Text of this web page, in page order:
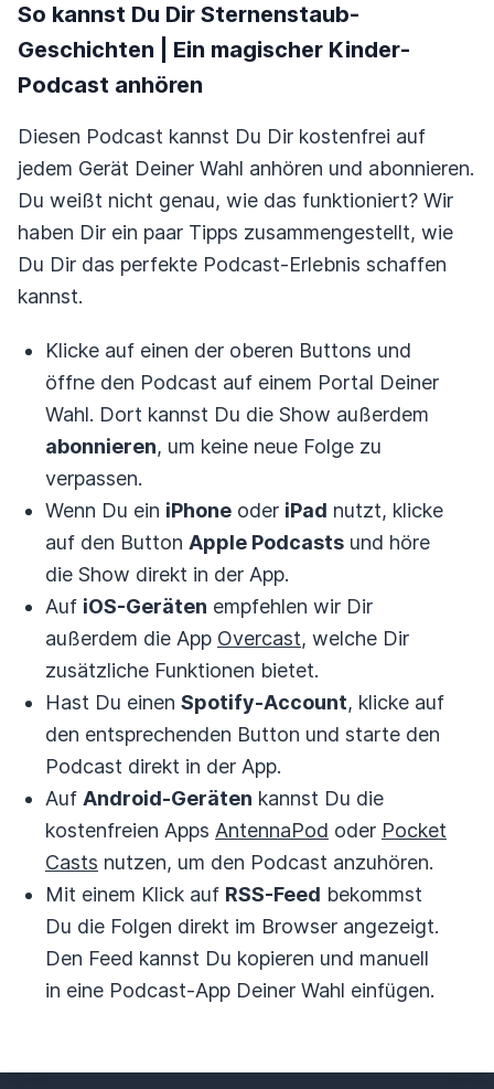
So kannst Du Dir Sternenstaub-
Geschichten | Ein magischer Kinder-
Podcast anhören
Diesen Podcast kannst Du Dir kostenfrei auf
jedem Gerät Deiner Wahl anhören und abonnieren.
Du weißt nicht genau, wie das funktioniert? Wir
haben Dir ein paar Tipps zusammengestellt, wie
Du Dir das perfekte Podcast-Erlebnis schaffen
kannst.
Klicke auf einen der oberen Buttons und
öffne den Podcast auf einem Portal Deiner
Wahl. Dort kannst Du die Show außerdem
abonnieren, um keine neue Folge zu
verpassen.
Wenn Du ein iPhone oder iPad nutzt, klicke
auf den Button Apple Podcasts und höre
die Show direkt in der App.
Auf iOS-Geräten empfehlen wir Dir
außerdem die App Overcast, welche Dir
zusätzliche Funktionen bietet.
Hast Du einen Spotify-Account, klicke auf
den entsprechenden Button und starte den
Podcast direkt in der App.
Auf Android-Geräten kannst Du die
kostenfreien Apps AntennaPod oder Pocket
Casts nutzen, um den Podcast anzuhören.
Mit einem Klick auf RSS-Feed bekommst
Du die Folgen direkt im Browser angezeigt.
Den Feed kannst Du kopieren und manuell
in eine Podcast-App Deiner Wahl einfügen.